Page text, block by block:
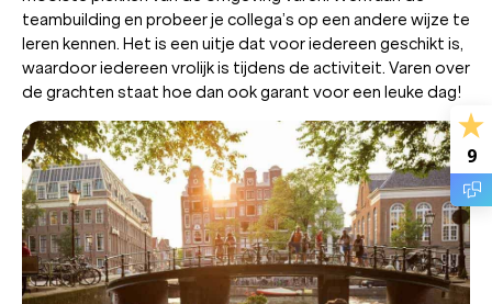
teambuilding en probeer je collega’s op een andere wijze te
leren kennen. Het is een uitje dat voor iedereen geschikt is,
waardoor iedereen vrolijk is tijdens de activiteit. Varen over
de grachten staat hoe dan ook garant voor een leuke dag!
9